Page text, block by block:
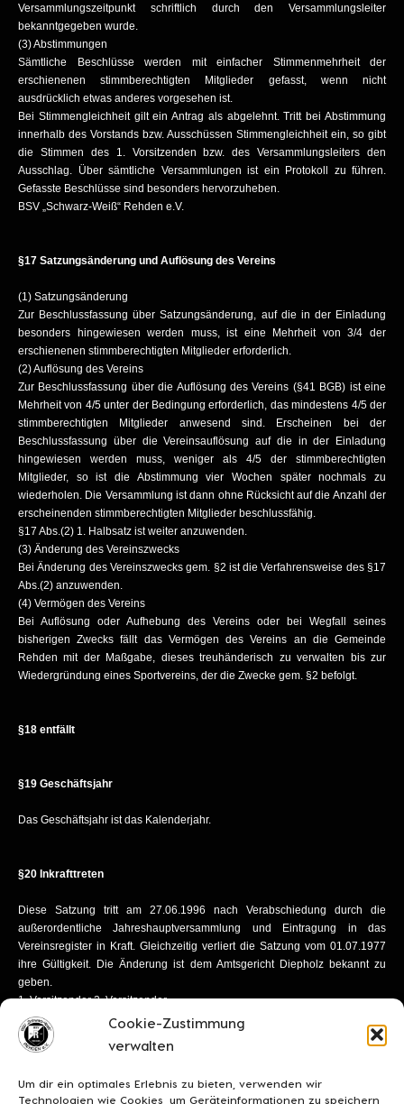
Cookie-Zustimmung
verwalten
Um dir ein optimales Erlebnis zu bieten, verwenden wir
Technologien wie Cookies, um Geräteinformationen zu speichern
Versammlungszeitpunkt schriftlich durch den Versammlungsleiter
bekanntgegeben wurde.
(3) Abstimmungen
Sämtliche Beschlüsse werden mit einfacher Stimmenmehrheit der
erschienenen stimmberechtigten Mitglieder gefasst, wenn nicht
ausdrücklich etwas anderes vorgesehen ist.
Bei Stimmengleichheit gilt ein Antrag als abgelehnt. Tritt bei Abstimmung
innerhalb des Vorstands bzw. Ausschüssen Stimmengleichheit ein, so gibt
die Stimmen des 1. Vorsitzenden bzw. des Versammlungsleiters den
Ausschlag. Über sämtliche Versammlungen ist ein Protokoll zu führen.
Gefasste Beschlüsse sind besonders hervorzuheben.
BSV „Schwarz-Weiß“ Rehden e.V.
§17 Satzungsänderung und Auflösung des Vereins
(1) Satzungsänderung
Zur Beschlussfassung über Satzungsänderung, auf die in der Einladung
besonders hingewiesen werden muss, ist eine Mehrheit von 3/4 der
erschienenen stimmberechtigten Mitglieder erforderlich.
(2) Auflösung des Vereins
Zur Beschlussfassung über die Auflösung des Vereins (§41 BGB) ist eine
Mehrheit von 4/5 unter der Bedingung erforderlich, das mindestens 4/5 der
stimmberechtigten Mitglieder anwesend sind. Erscheinen bei der
Beschlussfassung über die Vereinsauflösung auf die in der Einladung
hingewiesen werden muss, weniger als 4/5 der stimmberechtigten
Mitglieder, so ist die Abstimmung vier Wochen später nochmals zu
wiederholen. Die Versammlung ist dann ohne Rücksicht auf die Anzahl der
erscheinenden stimmberechtigten Mitglieder beschlussfähig.
§17 Abs.(2) 1. Halbsatz ist weiter anzuwenden.
(3) Änderung des Vereinszwecks
Bei Änderung des Vereinszwecks gem. §2 ist die Verfahrensweise des §17
Abs.(2) anzuwenden.
(4) Vermögen des Vereins
Bei Auflösung oder Aufhebung des Vereins oder bei Wegfall seines
bisherigen Zwecks fällt das Vermögen des Vereins an die Gemeinde
Rehden mit der Maßgabe, dieses treuhänderisch zu verwalten bis zur
Wiedergründung eines Sportvereins, der die Zwecke gem. §2 befolgt.
§18 entfällt
§19 Geschäftsjahr
Das Geschäftsjahr ist das Kalenderjahr.
§20 Inkrafttreten
Diese Satzung tritt am 27.06.1996 nach Verabschiedung durch die
außerordentliche Jahreshauptversammlung und Eintragung in das
Vereinsregister in Kraft. Gleichzeitig verliert die Satzung vom 01.07.1977
ihre Gültigkeit. Die Änderung ist dem Amtsgericht Diepholz bekannt zu
geben.
1. Vorsitzender 2. Vorsitzender
1. Kassenwart 2. Kassenwart
1. Schriftführer 2. Schriftführer